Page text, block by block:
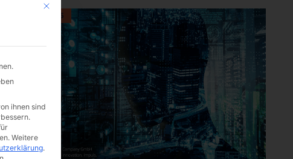
Juli 2025
Mit diesem Button wird der Dialog geschlossen. Seine Funktionalität ist
ihnen sind
Weitere
.